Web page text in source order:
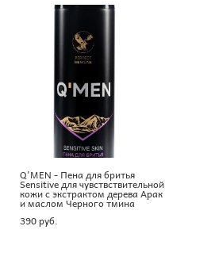
Q'MEN - Пена для бритья
Sensitive для чувствствительной
кожи с экстрактом дерева Арак
и маслом Черного тмина
390 pуб.